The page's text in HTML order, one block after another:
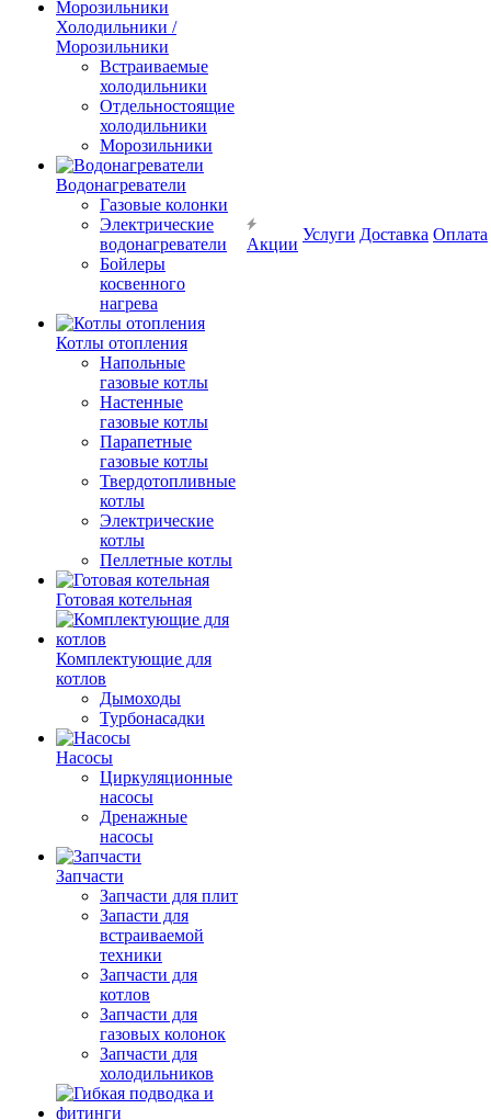
Холодильники /
Морозильники
Встраиваемые
холодильники
Отдельностоящие
холодильники
Морозильники
Водонагреватели
Газовые колонки
Электрические
водонагреватели
Бойлеры
косвенного
нагрева
Котлы отопления
Напольные
газовые котлы
Настенные
газовые котлы
Парапетные
газовые котлы
Твердотопливные
котлы
Электрические
котлы
Пеллетные котлы
Готовая котельная
Комплектующие для
котлов
Дымоходы
Турбонасадки
Насосы
Циркуляционные
насосы
Дренажные
насосы
Запчасти
Запчасти для плит
Запасти для
встраиваемой
техники
Запчасти для
котлов
Запчасти для
газовых колонок
Запчасти для
холодильников
Акции
Услуги Доставка Оплата